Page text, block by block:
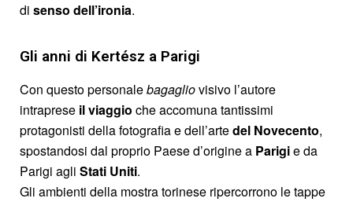
di senso dell’ironia.
Gli anni di Kertész a Parigi
Con questo personalebagagliovisivo l’autore
intraprese il viaggio che accomuna tantissimi
protagonisti della fotografia e dell’artedel Novecento,
spostandosi dal proprio Paese d’origine a Parigie da
Parigi agli Stati Uniti.
Gli ambienti della mostra torinese ripercorrono le tappe